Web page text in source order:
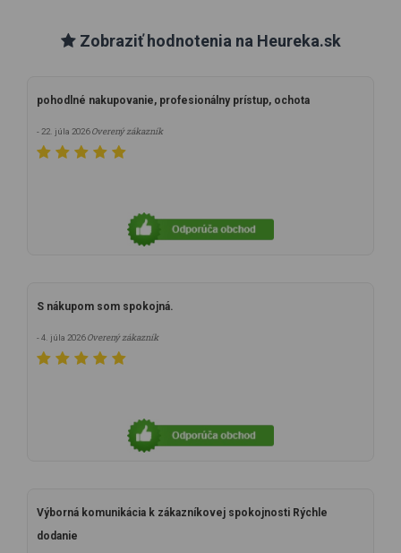
Zobraziť hodnotenia na Heureka.sk
pohodlné nakupovanie, profesionálny prístup, ochota
- 22. júla 2026Overený zákazník
S nákupom som spokojná.
- 4. júla 2026Overený zákazník
Výborná komunikácia k zákazníkovej spokojnosti Rýchle
dodanie